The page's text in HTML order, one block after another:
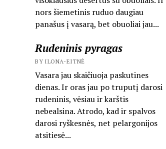
nors šiemetinis ruduo daugiau
panašus į vasarą, bet obuoliai jau...
Rudeninis pyragas
BY ILONA-EITNĖ
Vasara jau skaičiuoja paskutines
dienas. Ir oras jau po truputį darosi
rudeninis, vėsiau ir karštis
nebealsina. Atrodo, kad ir spalvos
darosi ryškesnės, net pelargonijos
atsitiesė...